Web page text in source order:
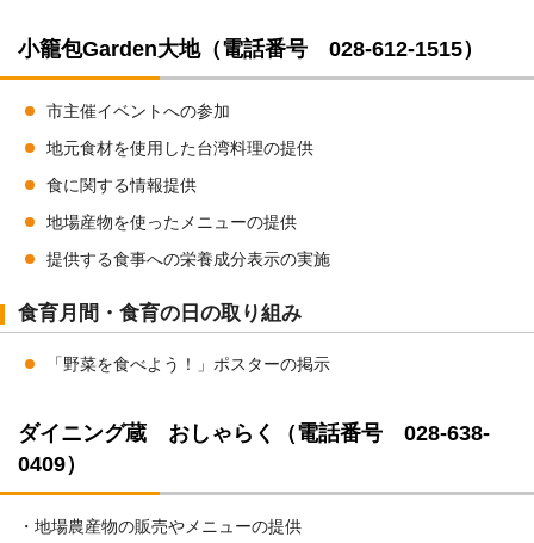
小籠包Garden大地（電話番号 028-612-1515）
市主催イベントへの参加
地元食材を使用した台湾料理の提供
食に関する情報提供
地場産物を使ったメニューの提供
提供する食事への栄養成分表示の実施
食育月間・食育の日の取り組み
「野菜を食べよう！」ポスターの掲示
ダイニング蔵 おしゃらく（電話番号 028-638-
0409）
・地場農産物の販売やメニューの提供